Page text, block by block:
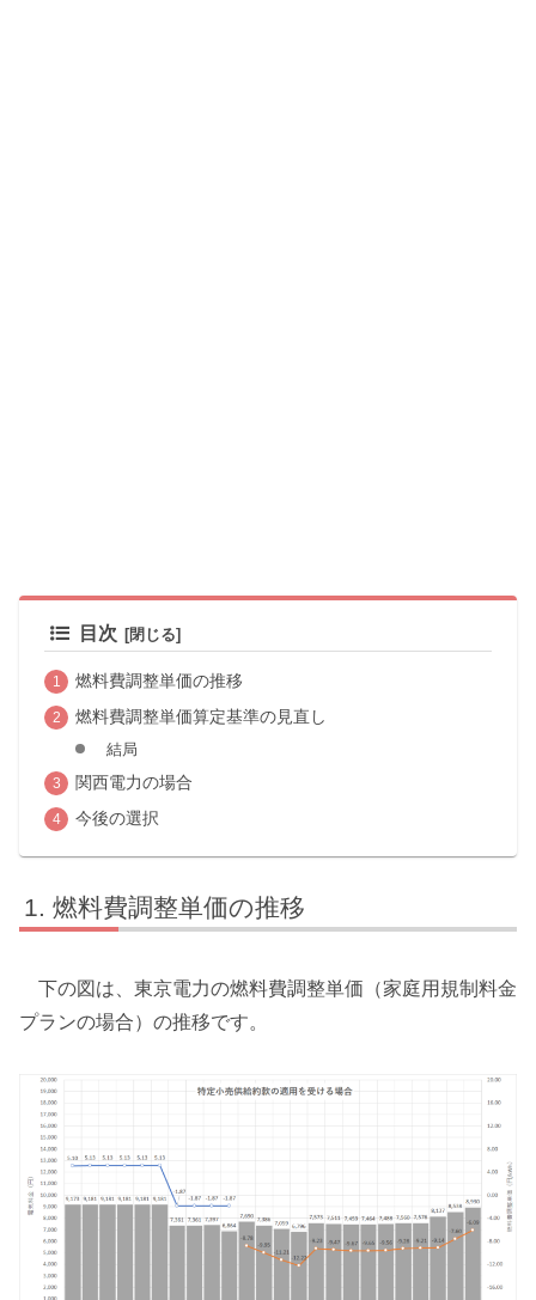
目次
燃料費調整単価の推移
燃料費調整単価算定基準の見直し
結局
関西電力の場合
今後の選択
燃料費調整単価の推移
下の図は、東京電力の燃料費調整単価（家庭用規制料金
プランの場合）の推移です。